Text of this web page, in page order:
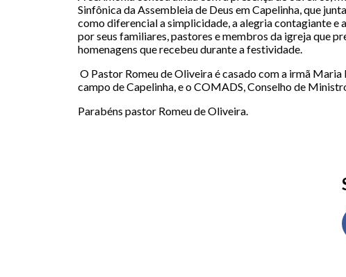
Sinfônica da Assembleia de Deus em Capelinha, que
como diferencial a simplicidade, a alegria contagiante
por seus familiares, pastores e membros da igreja que
homenagens que recebeu durante a festividade.
O Pastor Romeu de Oliveira é casado com a irmã
campo de Capelinha, e o COMADS, Conselho de
Parabéns pastor Romeu de Oliveira.